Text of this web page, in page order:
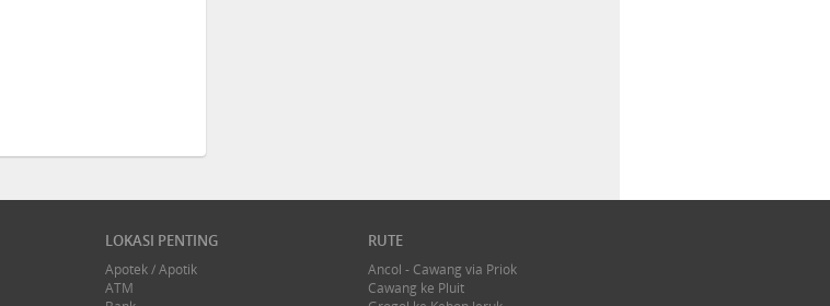
LOKASI PENTING
Apotek / Apotik
ATM
RUTE
Ancol - Cawang via Priok
Cawang ke Pluit